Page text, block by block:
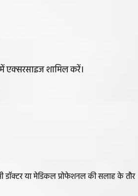
एक्सरसाइज शामिल करें।
डॉक्टर या मेडिकल प्रोफेशनल की सलाह के तौर